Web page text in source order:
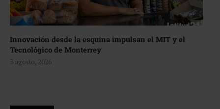
Innovación desde la esquina impulsan el MIT y el
Tecnológico de Monterrey
3 agosto, 2026